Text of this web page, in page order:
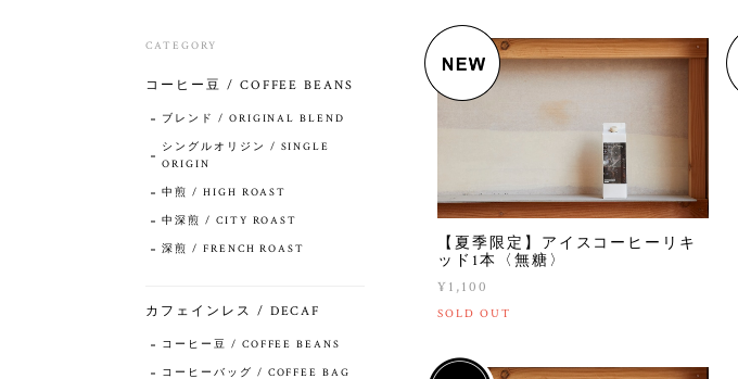
【夏季限定】アイスコーヒーリキ
ッド1本〈無糖〉
¥1,100
SOLD OUT
CATEGORY
コーヒー豆 / COFFEE BEANS
ブレンド / ORIGINAL BLEND
シングルオリジン / SINGLE
ORIGIN
中煎 / HIGH ROAST
中深煎 / CITY ROAST
深煎 / FRENCH ROAST
カフェインレス / DECAF
コーヒー豆 / COFFEE BEANS
コーヒーバッグ / COFFEE BAG